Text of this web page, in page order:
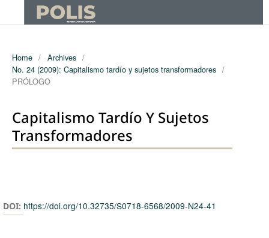
Home / Archives /
No. 24 (2009): Capitalismo tardío y sujetos transformadores /
PRÓLOGO
Capitalismo Tardío Y Sujetos
Transformadores
DOI: https://doi.org/10.32735/S0718-6568/2009-N24-41